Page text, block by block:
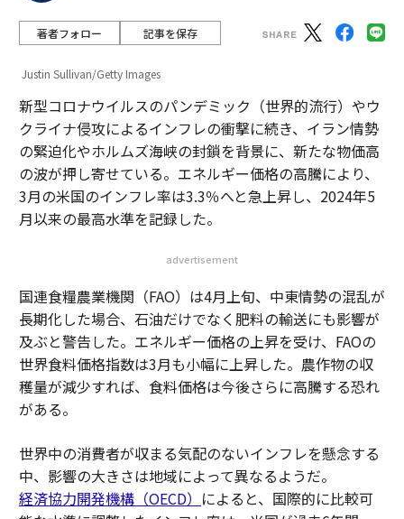
著者フォロー 記事を保存
Justin Sullivan/Getty Images
新型コロナウイルスのパンデミック（世界的流行）やウ
クライナ侵攻によるインフレの衝撃に続き、イラン情勢
の緊迫化やホルムズ海峡の封鎖を背景に、新たな物価高
の波が押し寄せている。エネルギー価格の高騰により、
3月の米国のインフレ率は3.3％へと急上昇し、2024年5
月以来の最高水準を記録した。
advertisement
国連食糧農業機関（FAO）は4月上旬、中東情勢の混乱が
長期化した場合、石油だけでなく肥料の輸送にも影響が
及ぶと警告した。エネルギー価格の上昇を受け、FAOの
世界食料価格指数は3月も小幅に上昇した。農作物の収
穫量が減少すれば、食料価格は今後さらに高騰する恐れ
がある。
世界中の消費者が収まる気配のないインフレを懸念する
中、影響の大きさは地域によって異なるようだ。
経済協力開発機構（OECD） によると、国際的に比較可